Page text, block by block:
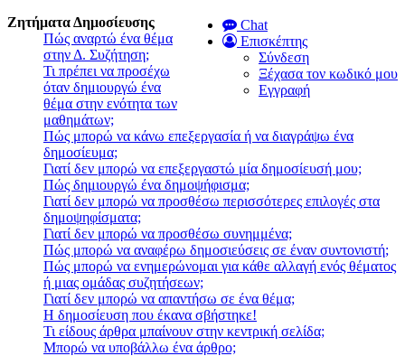
Chat
Επισκέπτης
Σύνδεση
Ξέχασα τον κωδικό μου
Εγγραφή
Ζητήματα Δημοσίευσης
Πώς αναρτώ ένα θέμα
στην Δ. Συζήτηση;
Τι πρέπει να προσέχω
όταν δημιουργώ ένα
θέμα στην ενότητα των
μαθημάτων;
Πώς μπορώ να κάνω επεξεργασία ή να διαγράψω ένα
δημοσίευμα;
Γιατί δεν μπορώ να επεξεργαστώ μία δημοσίευσή μου;
Πώς δημιουργώ ένα δημοψήφισμα;
Γιατί δεν μπορώ να προσθέσω περισσότερες επιλογές στα
δημοψηφίσματα;
Γιατί δεν μπορώ να προσθέσω συνημμένα;
Πώς μπορώ να αναφέρω δημοσιεύσεις σε έναν συντονιστή;
Πώς μπορώ να ενημερώνομαι για κάθε αλλαγή ενός θέματος
ή μιας ομάδας συζητήσεων;
Γιατί δεν μπορώ να απαντήσω σε ένα θέμα;
Η δημοσίευση που έκανα σβήστηκε!
Τι είδους άρθρα μπαίνουν στην κεντρική σελίδα;
Μπορώ να υποβάλλω ένα άρθρο;